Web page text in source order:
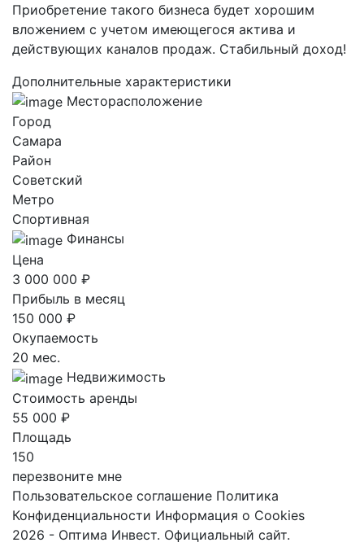
Приобретение такого бизнеса будет хорошим
вложением с учетом имеющегося актива и
действующих каналов продаж. Стабильный доход!
Дополнительные характеристики
Месторасположение
Город
Самара
Район
Советский
Метро
Спортивная
Финансы
Цена
3 000 000 ₽
Прибыль в месяц
150 000 ₽
Окупаемость
20 мес.
Недвижимость
Стоимость аренды
55 000 ₽
Площадь
150
перезвоните мне
Пользовательское соглашение Политика
Конфиденциальности Информация о Cookies
2026 - Оптима Инвест. Официальный сайт.